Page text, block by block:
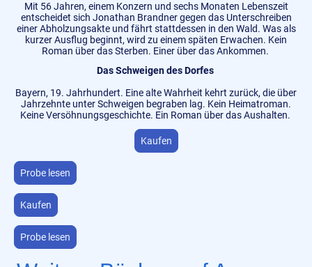
Mit 56 Jahren, einem Konzern und sechs Monaten Lebenszeit
entscheidet sich Jonathan Brandner gegen das Unterschreiben
einer Abholzungsakte und fährt stattdessen in den Wald. Was als
kurzer Ausflug beginnt, wird zu einem späten Erwachen. Kein
Roman über das Sterben. Einer über das Ankommen.
Das Schweigen des Dorfes
Bayern, 19. Jahrhundert. Eine alte Wahrheit kehrt zurück, die über
Jahrzehnte unter Schweigen begraben lag. Kein Heimatroman.
Keine Versöhnungsgeschichte. Ein Roman über das Aushalten.
Kaufen
Probe lesen
Kaufen
Probe lesen